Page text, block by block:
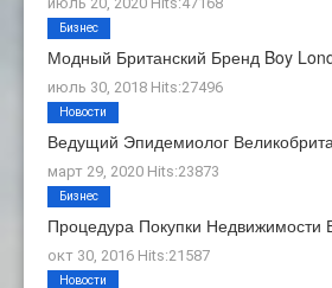
Модный Британский Бренд Boy
июль 30, 2018 Hits:27496
Бизнес
Ведущий Эпидемиолог
март 29, 2020 Hits:23873
Новости
Процедура Покупки
окт 30, 2016 Hits:21587
Бизнес
Новости